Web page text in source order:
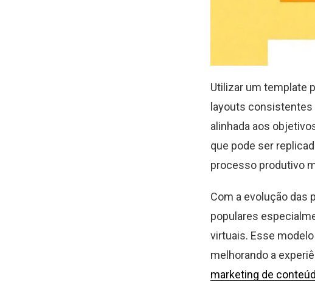
Utilizar um template
layouts
alinhada aos
que pode ser
processo produtivo
Com a evolução das
populares
virtuais. Esse
melhorando a
marketing de